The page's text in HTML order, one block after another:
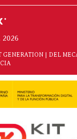
GENERATION | DEL